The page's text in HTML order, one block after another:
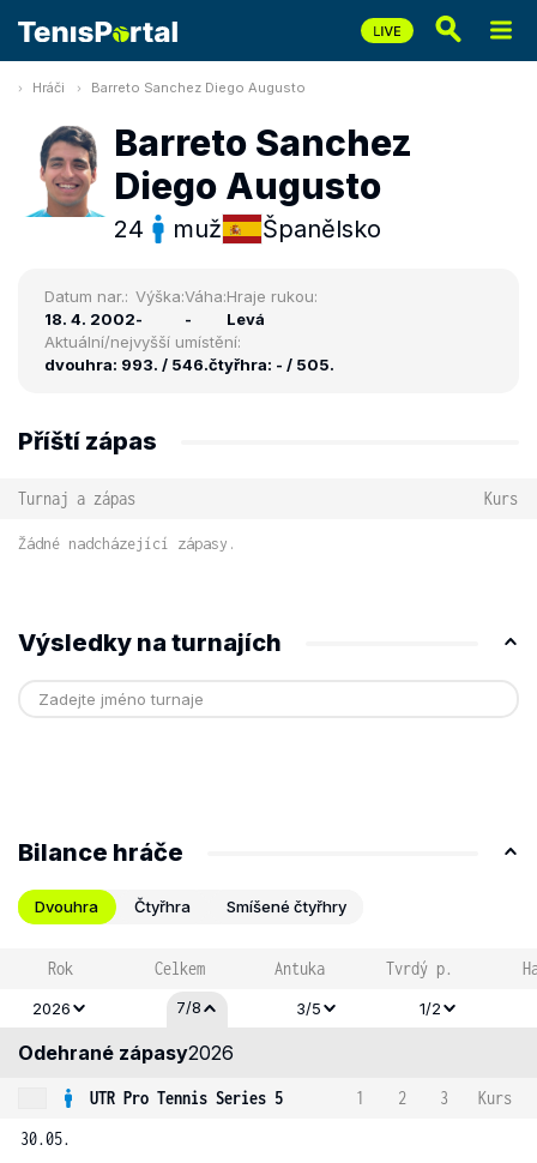
Hráči Barreto Sanchez Diego Augusto
Barreto Sanchez
Diego Augusto
24 muž Španělsko
Datum nar.:
18. 4. 2002
Výška:
-
Váha:
-
Hraje rukou:
Levá
Aktuální/nejvyšší umístění:
dvouhra: 993. / 546.čtyřhra: - / 505.
Příští zápas
Turnaj a zápas Kurs
Žádné nadcházející zápasy.
Výsledky na turnajích
Bilance hráče
Dvouhra Čtyřhra Smíšené čtyřhry
Rok Celkem Antuka Tvrdý p.
2026 7/8 3/5 1/2
Odehrané zápasy2026
UTR Pro Tennis Series 5 1 2 3
Kurs
30.05.